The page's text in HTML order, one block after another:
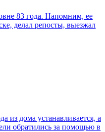
83 года. Напомним, ее
делал репосты, выезжал
из дома устанавливается, а
обратились за помощью в